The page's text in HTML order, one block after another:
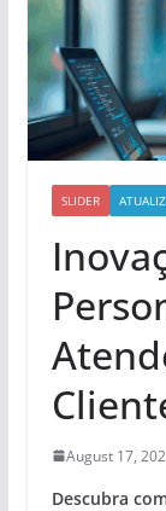
SLIDER
August 17,
Descubra